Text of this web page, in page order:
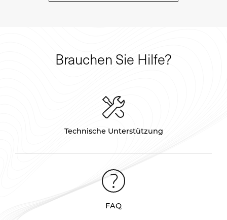
Brauchen Sie Hilfe?
Technische Unterstützung
FAQ